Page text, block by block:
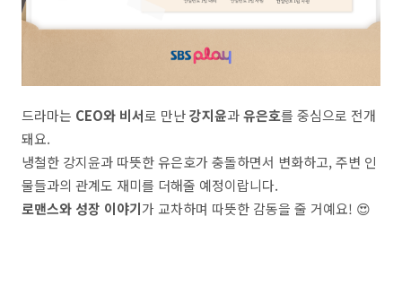
드라마는 CEO와 비서로 만난강지윤과유은호를 중심으로 전개
돼요.
냉철한 강지윤과 따뜻한 유은호가 충돌하면서 변화하고, 주변 인
물들과의 관계도 재미를 더해줄 예정이랍니다.
로맨스와 성장 이야기가 교차하며 따뜻한 감동을 줄 거예요! 😍